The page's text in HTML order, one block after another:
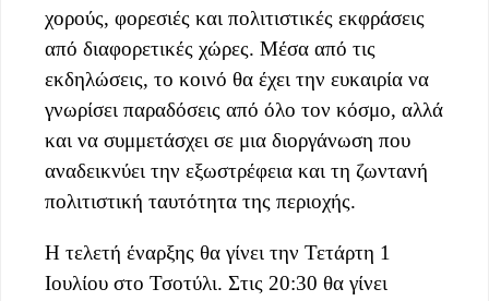
χορούς, φορεσιές και πολιτιστικές εκφράσεις
από διαφορετικές χώρες. Μέσα από τις
εκδηλώσεις, το κοινό θα έχει την ευκαιρία να
γνωρίσει παραδόσεις από όλο τον κόσμο, αλλά
και να συμμετάσχει σε μια διοργάνωση που
αναδεικνύει την εξωστρέφεια και τη ζωντανή
πολιτιστική ταυτότητα της περιοχής.
Η τελετή έναρξης θα γίνει την Τετάρτη 1
Ιουλίου στο Τσοτύλι. Στις 20:30 θα γίνει